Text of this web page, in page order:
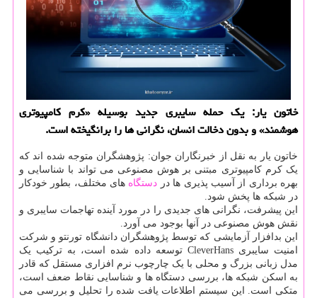
خاتون یار: یک حمله سایبری جدید بوسیله «کرم کامپیوتری
هوشمند» و بدون دخالت انسان، نگرانی ها را برانگیخته است.
خاتون یار به نقل از خبرنگاران جوان: پژوهشگران متوجه شده اند که
یک کرم کامپیوتری مبتنی بر هوش مصنوعی می تواند با شناسایی و
بهره برداری از آسیب پذیری ها در دستگاه های مختلف، بطور خودکار
در شبکه ها پخش شود.
این پیشرفت، نگرانی های جدیدی را در مورد آینده تهاجمات سایبری و
نقش هوش مصنوعی در آنها بوجود می آورد.
این بدافزار آزمایشی که توسط پژوهشگران دانشگاه تورنتو و شرکت
امنیت سایبری CleverHans توسعه داده شده است، به ترکیب یک
مدل زبانی بزرگ و محلی با یک چارچوب نرم افزاری مستقل که قادر
به اسکن شبکه ها، بررسی دستگاه ها و شناسایی نقاط ضعف است،
متکی است. این سیستم اطلاعات یافت شده را تحلیل و بررسی می